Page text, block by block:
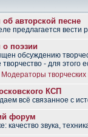
авторской песне
предлагается вести
о поэзии
обсуждению
творчество - для этого
Модераторы творческих
КСП
всё связанное с
форум
качество звука,